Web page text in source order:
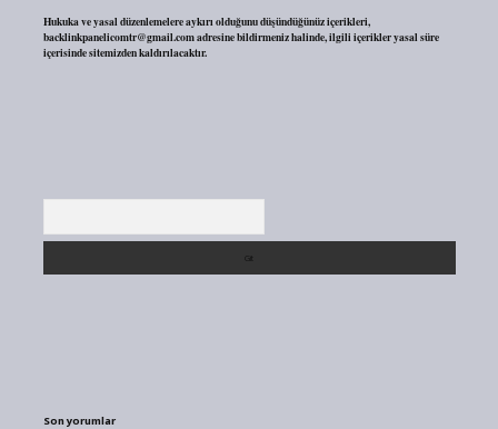
Hukuka ve yasal düzenlemelere aykırı olduğunu düşündüğünüz içerikleri,
backlinkpanelicomtr@gmail.comadresine bildirmeniz halinde, ilgili içerikler yasal süre
içerisinde sitemizden kaldırılacaktır.
Son yorumlar